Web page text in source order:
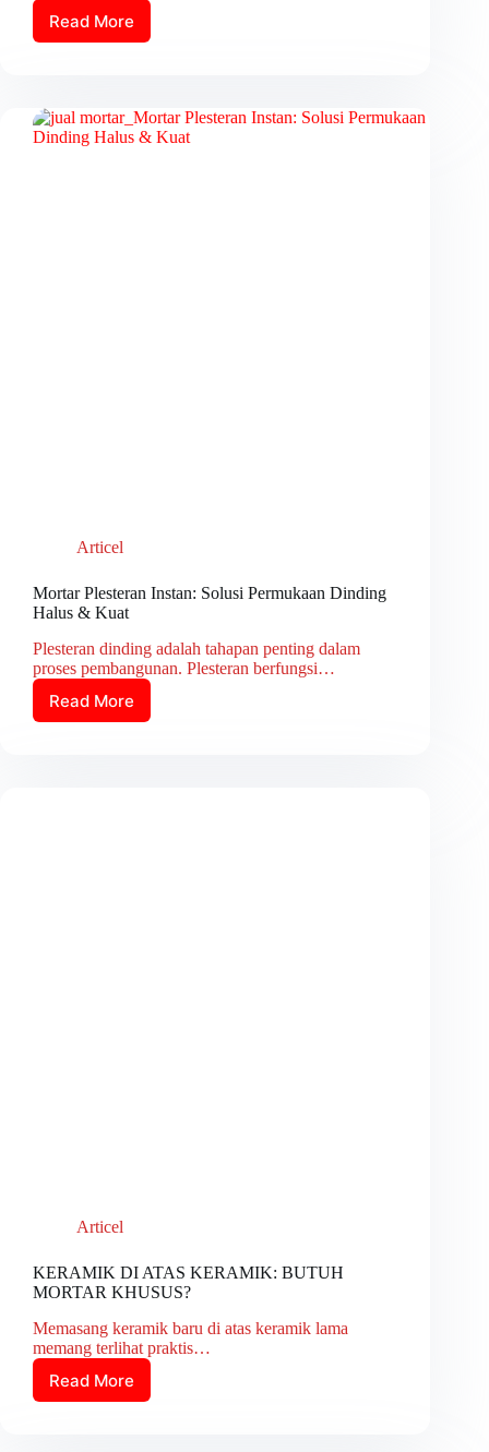
Read More
Articel
Mortar Plesteran Instan: Solusi Permukaan Dinding
Halus & Kuat
Plesteran dinding adalah tahapan penting dalam
proses pembangunan. Plesteran berfungsi…
Read More
Articel
KERAMIK DI ATAS KERAMIK: BUTUH
MORTAR KHUSUS?
Memasang keramik baru di atas keramik lama
memang terlihat praktis…
Read More